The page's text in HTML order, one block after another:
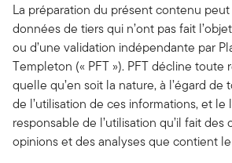
La préparation du présent contenu
données de tiers qui n’ont pas fait
ou d’une validation indépendante par
Templeton (« PFT »). PFT décline toute
quelle qu’en soit la nature, à l’égard
de l’utilisation de ces informations, et le
responsable de l’utilisation qu’il fait des
opinions et des analyses que contient